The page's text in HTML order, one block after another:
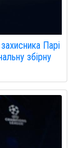
Парі
збірну